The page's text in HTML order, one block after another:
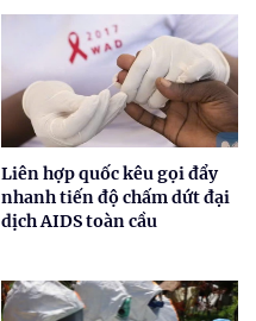
Liên hợp quốc kêu gọi đẩy
nhanh tiến độ chấm dứt đại
dịch AIDS toàn cầu